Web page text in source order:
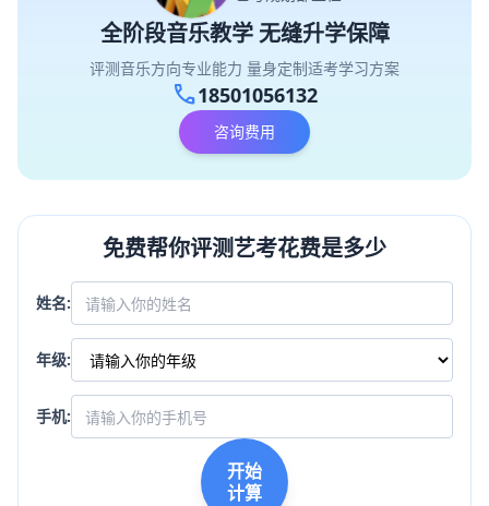
全阶段音乐教学 无缝升学保障
评测音乐方向专业能力 量身定制适考学习方案
call18501056132
咨询费用
免费帮你评测艺考花费是多少
姓名:
年级:
手机:
开始
计算